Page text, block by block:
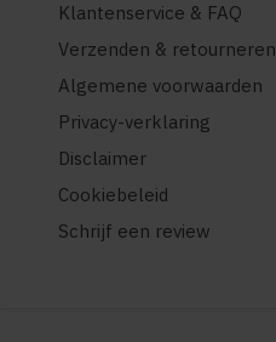
Klantenservice & FAQ
Verzenden & retourneren
Algemene voorwaarden
Privacy-verklaring
Disclaimer
Cookiebeleid
Schrijf een review